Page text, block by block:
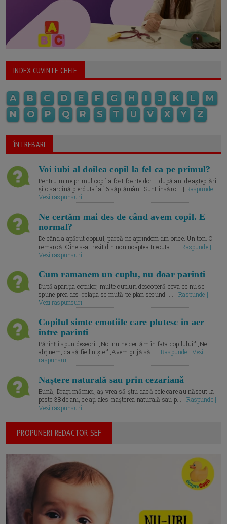
INDEX CUVINTE CHEIE
A B C D E F G H I J K L
M
N
O P Q R S T U V X Y Z
ÎNTREBARI
Voi iubi al doilea copil la fel ca pe primul?
Pentru mine primul copil a fost foarte dorit, după ani de așteptări
și o sarcină pierduta la 16 săptămâni. Sunt însărc... | Raspunde |
Vezi raspunsuri
Ne certăm mai des de când avem copil. E
normal?
De când a apărut copilul, parcă ne aprindem din orice. Un ton. O
remarcă. Cine s-a trezit din nou noaptea trecuta.... |Raspunde |
Vezi raspunsuri
Cum ramanem un cuplu, nu doar parinti
După apariția copiilor, multe cupluri descoperă ceva ce nu se
spune prea des: relația se mută pe plan secund. ... |Raspunde |
Vezi raspunsuri
Copilul simte emotiile care plutesc in aer
intre parinti
Părinții spun deseori: „Noi nu ne certăm în fața copilului.” „Ne
abținem, ca să fie liniște.” „Avem grijă să... | Raspunde | Vezi
raspunsuri
Naștere naturală sau prin cezariană
Bună, Dragi mămici, aș vrea să știu dacă cele care au născut la
peste 38 de ani, ce ați ales: nașterea naturală sau p... |Raspunde |
Vezi raspunsuri
PROPUNERI REDACTOR SEF